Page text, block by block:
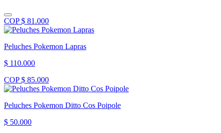
COP $ 81.000
Peluches Pokemon Lapras
$ 110.000
COP $ 85.000
Peluches Pokemon Ditto Cos Poipole
$ 50.000